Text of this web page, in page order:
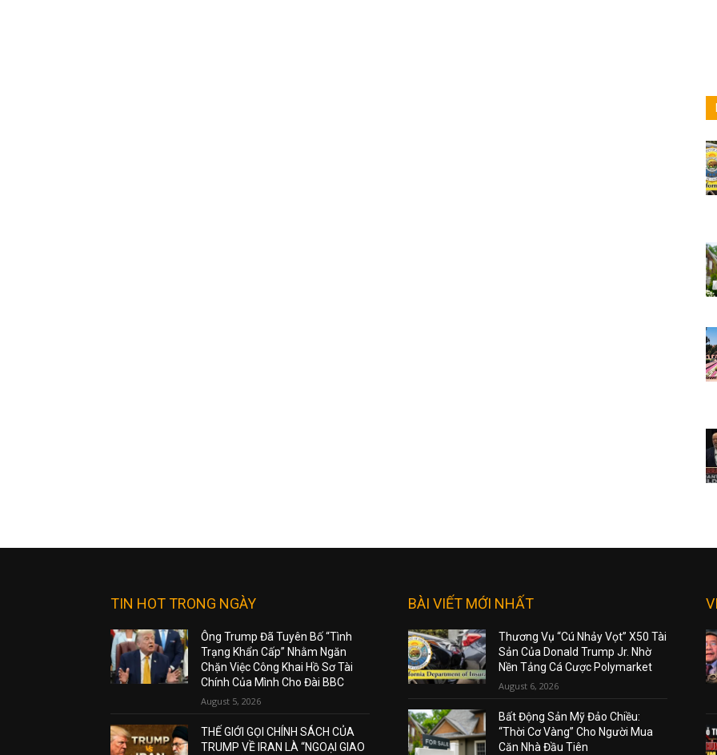
TIN HOT TRONG NGÀY
Ông Trump Đã Tuyên Bố “Tình
Trạng Khẩn Cấp” Nhằm Ngăn
Chặn Việc Công Khai Hồ Sơ Tài
Chính Của Mình Cho Đài BBC
August 5, 2026
THẾ GIỚI GỌI CHÍNH SÁCH CỦA
TRUMP VỀ IRAN LÀ “NGOẠI GIAO
BÀI VIẾT MỚI NHẤT
Thương Vụ “Cú Nhảy Vọt” X50 Tài
Sản Của Donald Trump Jr. Nhờ
Nền Tảng Cá Cược Polymarket
August 6, 2026
Bất Động Sản Mỹ Đảo Chiều:
“Thời Cơ Vàng” Cho Người Mua
Căn Nhà Đầu Tiên